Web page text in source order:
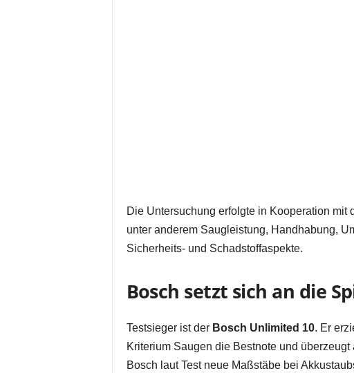
Die Untersuchung erfolgte in Kooperation mit
unter anderem Saugleistung, Handhabung,
Sicherheits- und Schadstoffaspekte.
Bosch setzt sich an die
Testsieger ist der Bosch Unlimited 10. Er
Kriterium Saugen die Bestnote und
Bosch laut Test neue Maßstäbe bei